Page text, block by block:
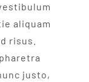
aliquam
risus.
justo,